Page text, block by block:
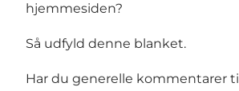
hjemmesiden?
Så udfyld denne blanket.
Har du generelle kommentarer til